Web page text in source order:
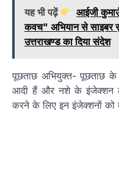
यह भी पढ़ें
आईजी
कवच" अभियान से साइबर
उत्तराखण्ड का दिया संदेश
पूछताछ अभियुक्त- पूछताछ के
आदी हैं और नशे के इंजेक्शन
करने के लिए इन इंजेक्शनों को